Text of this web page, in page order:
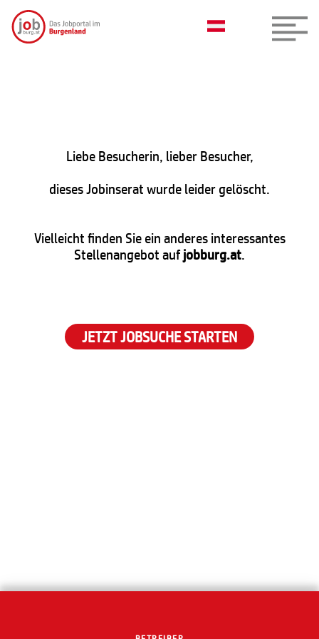
Liebe Besucherin, lieber Besucher,
dieses Jobinserat wurde leider gelöscht.
Vielleicht finden Sie ein anderes interessantes
Stellenangebot aufjobburg.at.
JETZT JOBSUCHE STARTEN